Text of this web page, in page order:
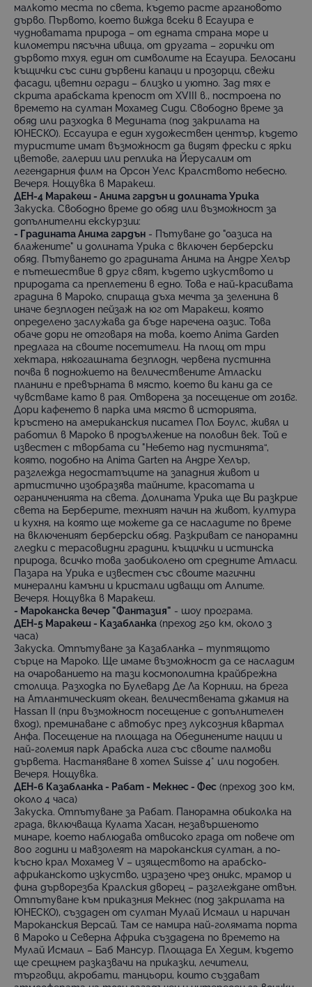
малкото места по света, където расте аргановото
дърво. Първото, което вижда всеки в Есауира е
чудноватата природа – от едната страна море и
километри пясъчна ивица, от другата – горички от
дървото тхуя, един от символите на Есауира. Белосани
къщички със сини дървени капаци и прозорци, свежи
фасади, цветни огради – близко и уютно. Зад тях е
скрита арабската крепост от XVIII в., построена по
времето на султан Мохамед Сиди. Свободно време за
обяд или разходка в Медината (под закрилата на
ЮНЕСКО). Ессауира е един художествен център, където
туристите имат възможност да видят фрески с ярки
цветове, галерии или реплика на Йерусалим от
легендарния филм на Орсон Уелс Кралството небесно.
Вечеря. Нощувка в Маракеш.
ДЕН-4 Маракеш - Анима гардън и долината Урика
Закуска. Свободно време до обяд или възможност за
допълнителни екскурзии:
- Градината Анима гардън - Пътуване до "оазиса на
блажените" и долината Урика с включен берберски
обяд. Пътуването до градината Анима на Андре Хелър
е пътешествие в друг свят, където изкуството и
природата са преплетени в едно. Това е най-красивата
градина в Мароко, спираща дъха мечта за зеленина в
иначе безплоден пейзаж на юг от Маракеш, която
определено заслужава да бъде наречена оазис. Това
обаче дори не отговаря на това, което Anima Garden
предлага на своите посетители. На площ от три
хектара, някогашната безплодн, червена пустинна
почва в подножието на величествените Атласки
планини е превърната в място, което ви кани да се
чувстваме като в рая. Отворена за посещение от 2016г.
Дори кафенето в парка има място в историята,
кръстено на американския писател Пол Боулс, живял и
работил в Мароко в продължение на половин век. Той е
известен с творбата си "Небето над пустинята“,
която, подобно на Anima Garten на Андре Хелър,
разглежда недостатъците на западния живот и
артистично изобразява тайните, красотата и
ограниченията на света. Долината Урика ще Ви разкрие
света на Берберите, техният начин на живот, култура
и кухня, на която ще можете да се насладите по време
на включеният берберски обяд. Разкриват се панорамни
гледки с терасовидни градини, къщички и истинска
природа, всичко това заобиколено от средните Атласи.
Пазара на Урика е известен със своите магични
минерални камъни и кристали идващи от Алпите.
Вечеря. Нощувка в Маракеш.
- Мароканска вечер "Фантазия" - шоу програма.
ДЕН-5 Маракеш - Казабланка (преход 250 км, около 3
часа)
Закуска. Отпътуване за Казабланка – туптящото
сърце на Мароко. Ще имаме възможност да се насладим
на очарованието на тази космополитна крайбрежна
столица. Разходка по Булевард Де Ла Корниш, на брега
на Атлантическият океан, величествената джамия на
Hassan II (при възможност посещение с допълнителен
вход), преминаване с автобус през луксозния квартал
Анфа. Посещение на площада на Обединените нации и
най-големия парк Арабска лига със своите палмови
дървета. Настаняване в хотел Suisse 4* или подобен.
Вечеря. Нощувка.
ДЕН-6 Казабланка - Рабат - Мекнес - Фес (преход 300 км,
около 4 часа)
Закуска. Отпътуване за Рабат. Панорамна обиколка на
града, включваща Кулата Хасан, незавършеното
минаре, което наблюдава отвисоко града от повече от
800 години и мавзолеят на мароканския султан, а по-
късно крал Мохамед V – изяществото на арабско-
африканското изкуство, изразено чрез оникс, мрамор и
фина дърворезба Кралския дворец – разглеждане отвън.
Отпътуване към приказния Мекнес (под закрилата на
ЮНЕСКО), създаден от султан Мулай Исмаил и наричан
Мароканския Версай. Там се намира най-голямата порта
в Мароко и Северна Африка създадена по времето на
Мулай Исмаил – Баб Мансур. Площада Ел Хедим, където
ще срещнем разказвачи на приказки, лечители,
търговци, акробати, танцьори, които създават